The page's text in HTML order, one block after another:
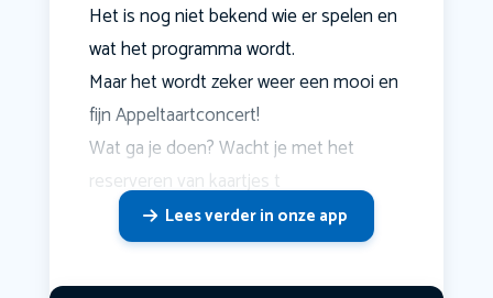
Het is nog niet bekend wie er spelen en
wat het programma wordt.
Maar het wordt zeker weer een mooi en
fijn Appeltaartconcert!
Wat ga je doen? Wacht je met het
reserveren van kaartjes t
Lees verder in onze app